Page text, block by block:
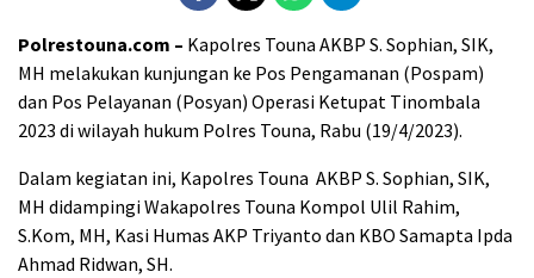
Polrestouna.com – Kapolres Touna AKBP S. Sophian, SIK,
MH melakukan kunjungan ke Pos Pengamanan (Pospam)
dan Pos Pelayanan (Posyan) Operasi Ketupat Tinombala
2023 di wilayah hukum Polres Touna, Rabu (19/4/2023).
Dalam kegiatan ini, Kapolres Touna AKBP S. Sophian, SIK,
MH didampingi Wakapolres Touna Kompol Ulil Rahim,
S.Kom, MH, Kasi Humas AKP Triyanto dan KBO Samapta Ipda
Ahmad Ridwan, SH.